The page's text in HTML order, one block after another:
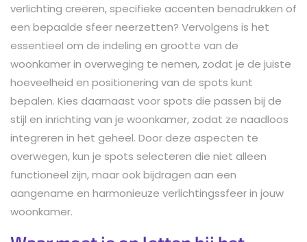
verlichting creëren, specifieke accenten benadrukken of
een bepaalde sfeer neerzetten? Vervolgens is het
essentieel om de indeling en grootte van de
woonkamer in overweging te nemen, zodat je de juiste
hoeveelheid en positionering van de spots kunt
bepalen. Kies daarnaast voor spots die passen bij de
stijl en inrichting van je woonkamer, zodat ze naadloos
integreren in het geheel. Door deze aspecten te
overwegen, kun je spots selecteren die niet alleen
functioneel zijn, maar ook bijdragen aan een
aangename en harmonieuze verlichtingssfeer in jouw
woonkamer.